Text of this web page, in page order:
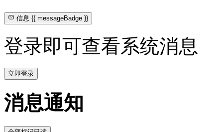
信息{{ messageBadge }}
登录即可查看系统消息
立即登录
消息通知